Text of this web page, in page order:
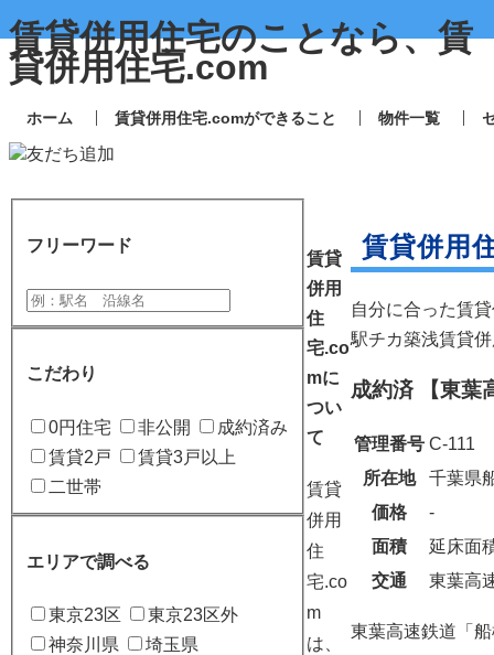
賃貸併用住宅のことなら、賃
貸併用住宅.com
ホーム 賃貸併用住宅.comができること 物件一覧
友だち追加
賃貸併用
自分に合った賃
駅チカ築浅賃貸
成約済 【東葉
管理番号 C-111
所在地
千葉県
価格
‐
面積
延床面
交通
東葉高
東葉高速鉄道「
フリーワード
こだわり
0円住宅 非公開
成約済み
賃貸2戸
賃貸3戸以上
二世帯
エリアで調べる
東京23区
東京23区外
神奈川県
埼玉県
賃貸
併用
住
宅.co
mに
つい
て
賃貸
併用
住
宅.co
m
は、